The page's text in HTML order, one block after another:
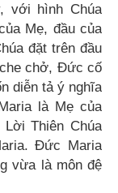
với hình Chúa
Mẹ, đầu của
đặt trên đầu
chở, Đức cố
diễn tả ý nghĩa
là Mẹ của
Thiên Chúa
Đức Maria
vừa là môn đệ